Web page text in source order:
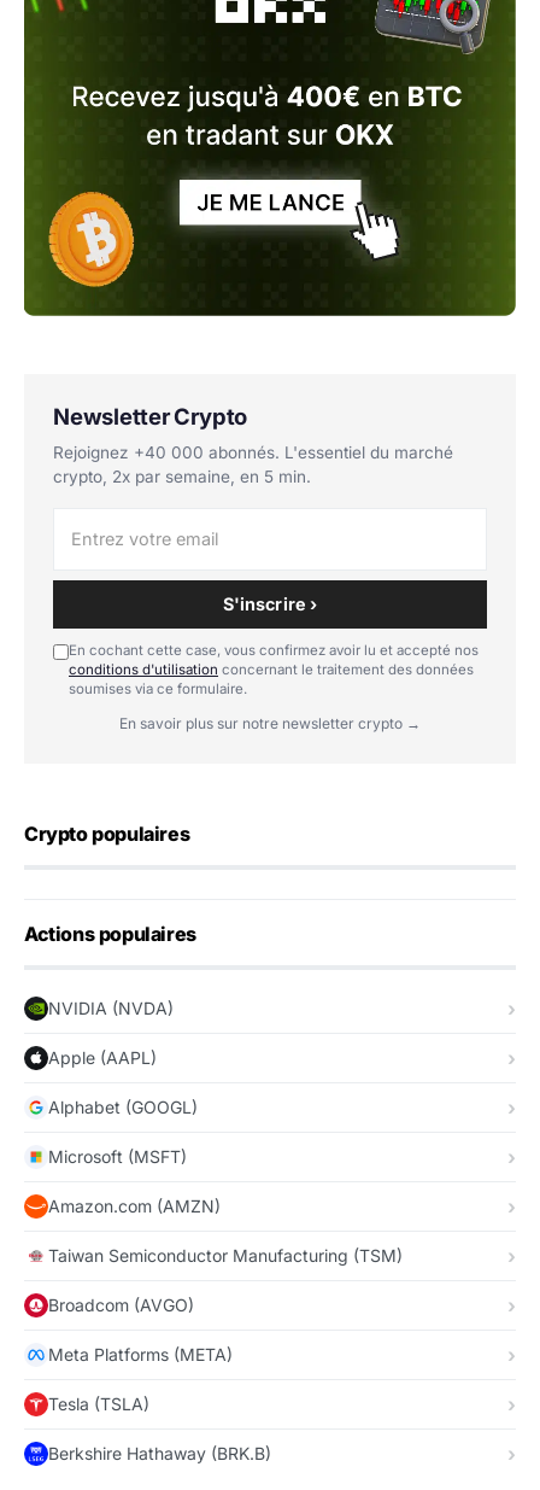
Newsletter Crypto
Rejoignez +40 000 abonnés. L'essentiel du marché
crypto, 2x par semaine, en 5 min.
S'inscrire ›
En cochant cette case, vous confirmez avoir lu et accepté nos
conditions d'utilisation concernant le traitement des données
soumises via ce formulaire.
En savoir plus sur notre newsletter crypto →
Crypto populaires
Actions populaires
NVIDIA (NVDA)
Apple (AAPL)
Alphabet (GOOGL)
Microsoft (MSFT)
Amazon.com (AMZN)
Taiwan Semiconductor Manufacturing (TSM)
Broadcom (AVGO)
Meta Platforms (META)
Tesla (TSLA)
Berkshire Hathaway (BRK.B)